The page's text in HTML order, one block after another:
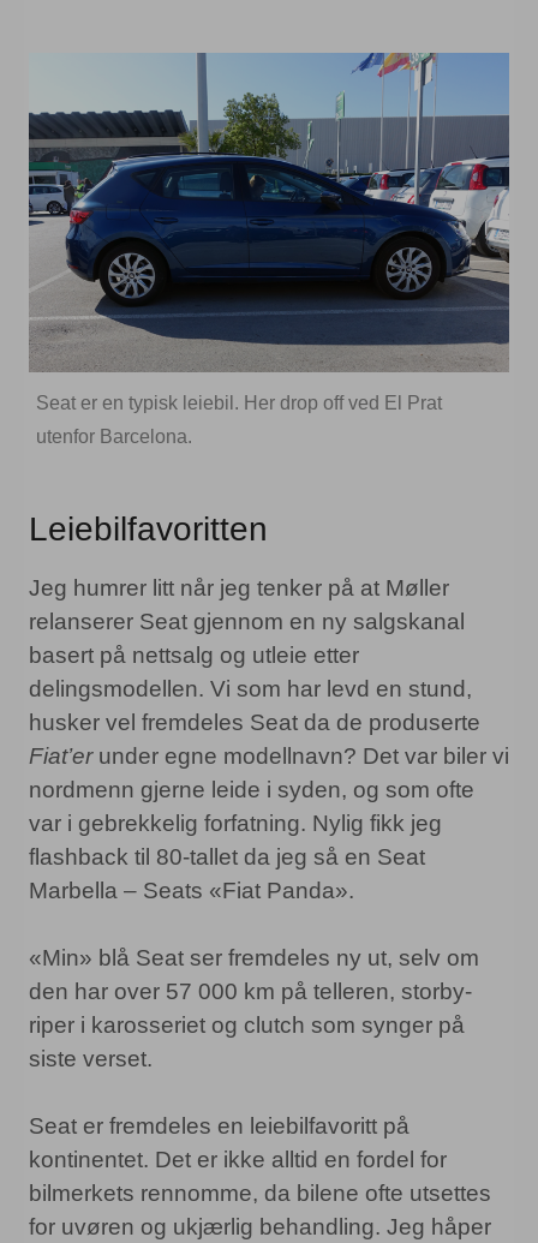
Seat er en typisk leiebil. Her drop off ved El Prat
utenfor Barcelona.
Leiebilfavoritten
Jeg humrer litt når jeg tenker på at Møller
relanserer Seat gjennom en ny salgskanal
basert på nettsalg og utleie etter
delingsmodellen. Vi som har levd en stund,
husker vel fremdeles Seat da de produserte
Fiat’erunder egne modellnavn? Det var biler vi
nordmenn gjerne leide i syden, og som ofte
var i gebrekkelig forfatning. Nylig fikk jeg
flashback til 80-tallet da jeg så en Seat
Marbella – Seats «Fiat Panda».
«Min» blå Seat ser fremdeles ny ut, selv om
den har over 57 000 km på telleren, storby-
riper i karosseriet og clutch som synger på
siste verset.
Seat er fremdeles en leiebilfavoritt på
kontinentet. Det er ikke alltid en fordel for
bilmerkets rennomme, da bilene ofte utsettes
for uvøren og ukjærlig behandling. Jeg håper